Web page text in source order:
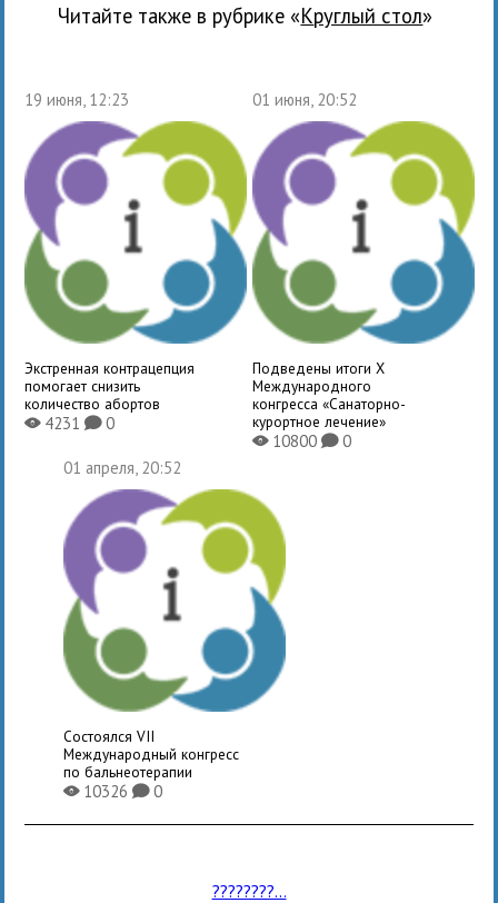
Читайте также в рубрике « Круглый стол»
19 июня, 12:23
Экстренная контрацепция
помогает снизить
количество абортов
X4231K0
01 июня, 20:52
Подведены итоги X
Международного
конгресса «Санаторно-
курортное лечение»
X10800 K0
01 апреля, 20:52
Состоялся VII
Международный конгресс
по бальнеотерапии
X10326K0
????????...